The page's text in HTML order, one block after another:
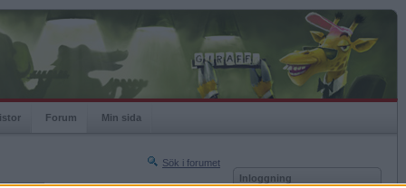
Forum Min sida
Sök i forumet
Inloggning